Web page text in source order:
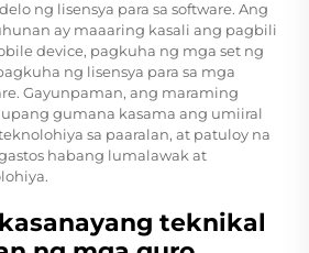
ng lisensya para sa software. Ang
ay maaaring kasali ang pagbili
device, pagkuha ng mga set ng
ng lisensya para sa mga
Gayunpaman, ang maraming
gumana kasama ang umiiral
sa paaralan, at patuloy na
habang lumalawak at
teknikal